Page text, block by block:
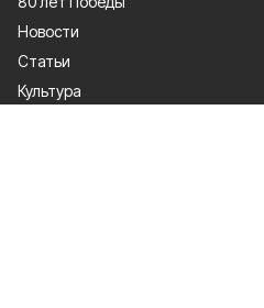
Новости
Статьи
Культура